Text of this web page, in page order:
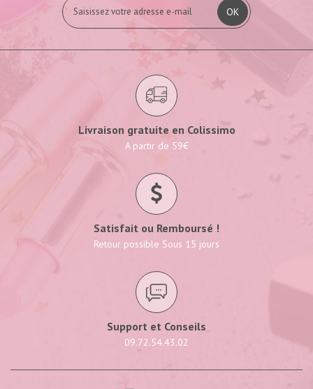
OK
Livraison gratuite en Colissimo
A partir de 59€
Satisfait ou Remboursé !
Retour possible Sous 15 jours
Support et Conseils
09.72.54.43.02